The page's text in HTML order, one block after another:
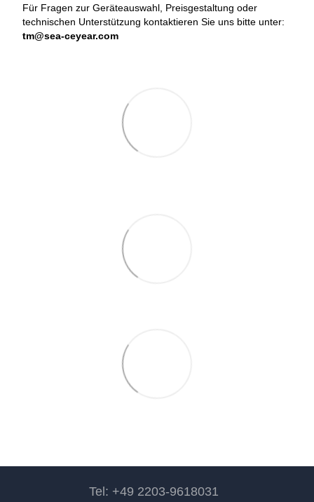
Für Fragen zur Geräteauswahl, Preisgestaltung oder
technischen Unterstützung kontaktieren Sie uns bitte unter:
tm@sea-ceyear.com
Tel: +49 2203-9618031